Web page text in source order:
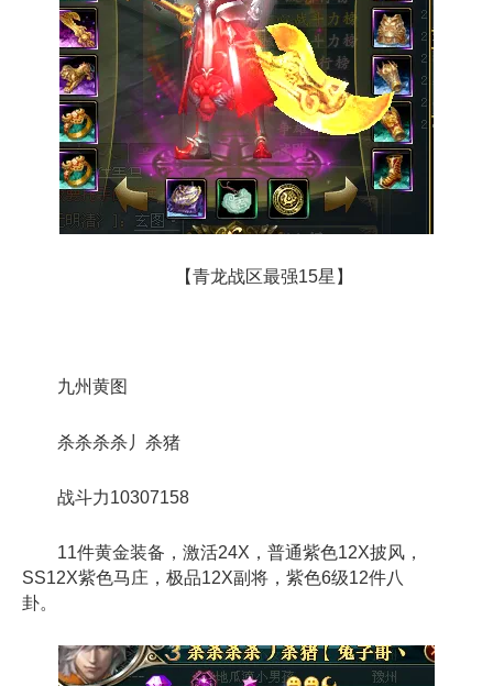
【青龙战区最强15星】
九州黄图
杀杀杀杀丿杀猪
战斗力10307158
11件黄金装备，激活24X，普通紫色12X披风，
SS12X紫色马庄，极品12X副将，紫色6级12件八
卦。